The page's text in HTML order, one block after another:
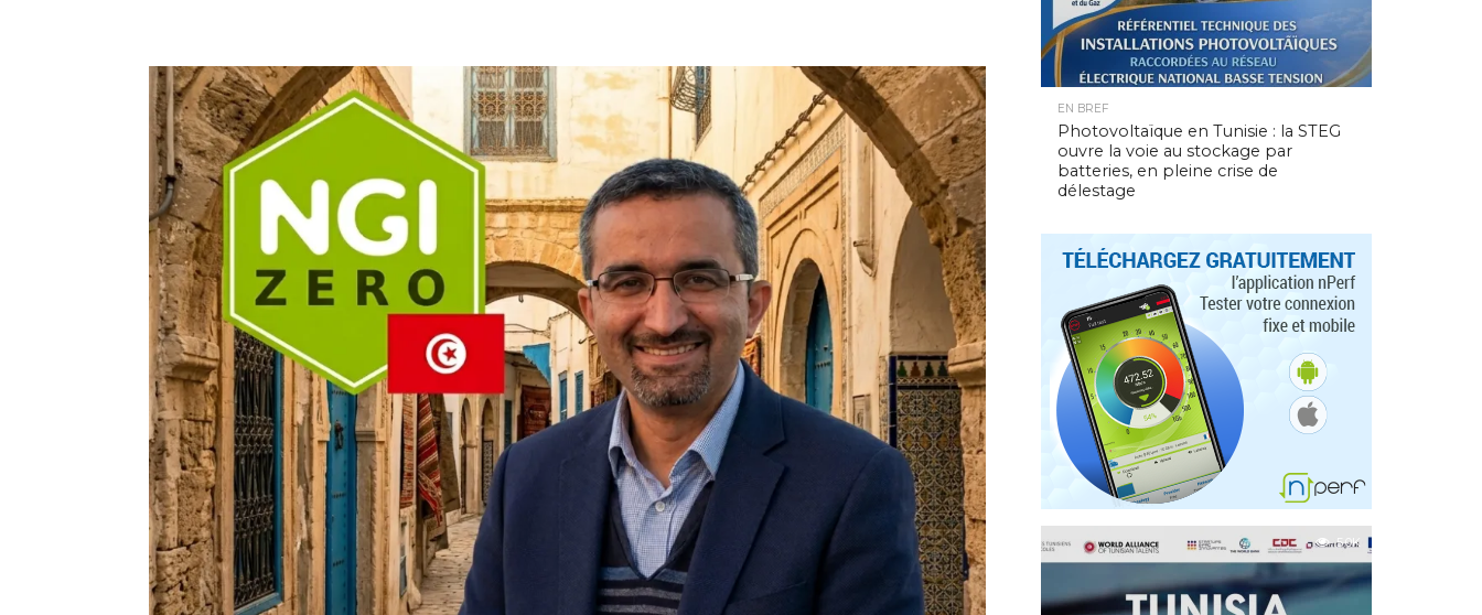
EN BREF
Photovoltaïque en Tunisie : la STEG
ouvre la voie au stockage par
batteries, en pleine crise de
délestage
5.0K